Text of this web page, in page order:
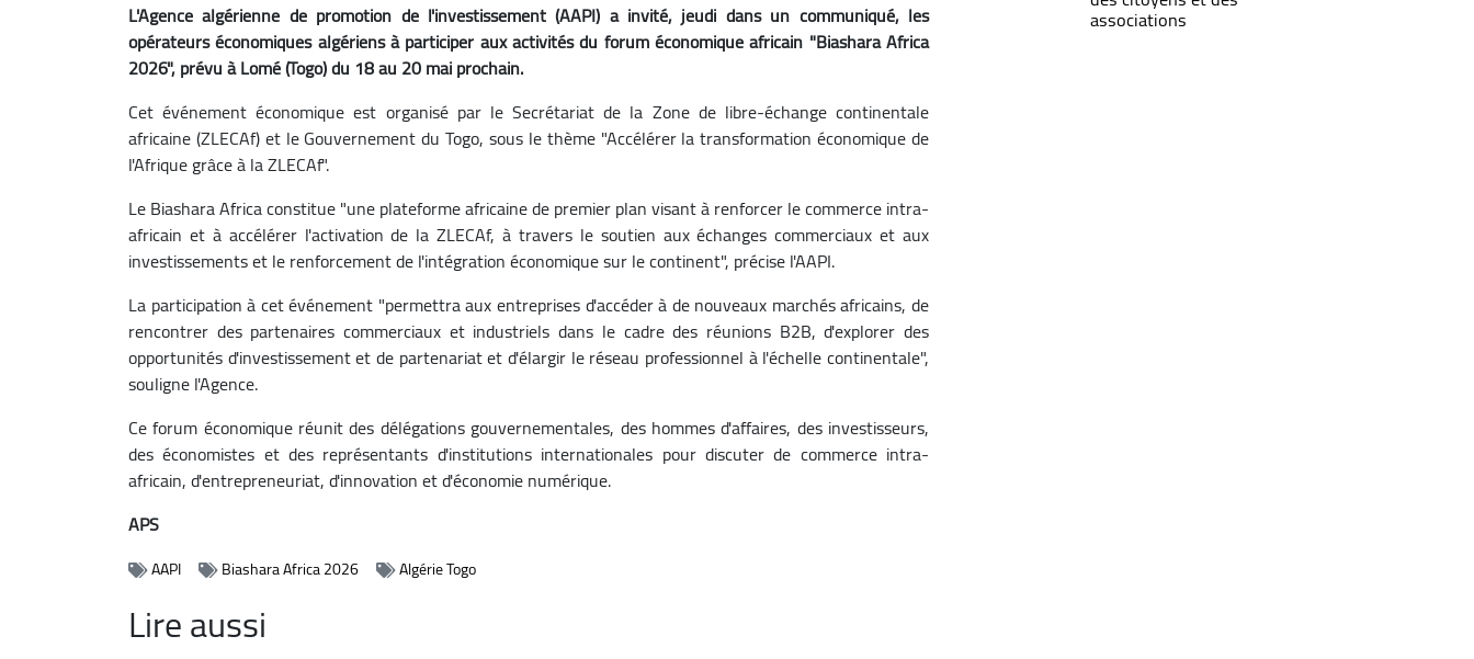
L'Agence algérienne de promotion de l'investissement (AAPI) a invité, jeudi dans un communiqué, les
opérateurs économiques algériens à participer aux activités du forum économique africain "Biashara Africa
2026", prévu à Lomé (Togo) du 18 au 20 mai prochain.
Cet événement économique est organisé par le Secrétariat de la Zone de libre-échange continentale
africaine (ZLECAf) et le Gouvernement du Togo, sous le thème "Accélérer la transformation économique de
l'Afrique grâce à la ZLECAf".
Le Biashara Africa constitue "une plateforme africaine de premier plan visant à renforcer le commerce intra-
africain et à accélérer l'activation de la ZLECAf, à travers le soutien aux échanges commerciaux et aux
investissements et le renforcement de l'intégration économique sur le continent", précise l'AAPI.
La participation à cet événement "permettra aux entreprises d'accéder à de nouveaux marchés africains, de
rencontrer des partenaires commerciaux et industriels dans le cadre des réunions B2B, d'explorer des
opportunités d'investissement et de partenariat et d'élargir le réseau professionnel à l'échelle continentale",
souligne l'Agence.
Ce forum économique réunit des délégations gouvernementales, des hommes d'affaires, des investisseurs,
des économistes et des représentants d'institutions internationales pour discuter de commerce intra-
africain, d'entrepreneuriat, d'innovation et d'économie numérique.
APS
AAPI Biashara Africa 2026 Algérie Togo
Lire aussi
associations